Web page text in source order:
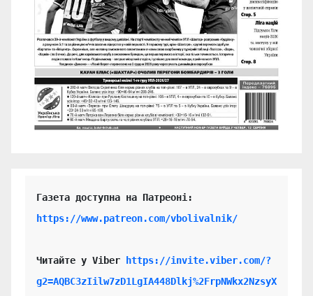
https://www.patreon.com/vbolivalnik/
Читайте у Viber
https://invite.viber.com/?
g2=AQBC3zIilw7zD1LgIA448Dlkj%2FrpNWkx2NzsyX